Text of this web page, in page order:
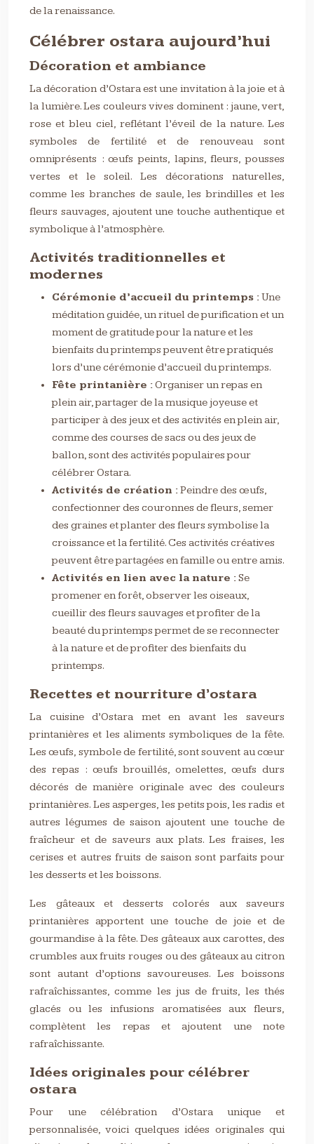
de la renaissance.
Célébrer ostara aujourd’hui
Décoration et ambiance
La décoration d’Ostara est une invitation à la joie et à
la lumière. Les couleurs vives dominent : jaune, vert,
rose et bleu ciel, reflétant l’éveil de la nature. Les
symboles de fertilité et de renouveau sont
omniprésents : œufs peints, lapins, fleurs, pousses
vertes et le soleil. Les décorations naturelles,
comme les branches de saule, les brindilles et les
fleurs sauvages, ajoutent une touche authentique et
symbolique à l’atmosphère.
Activités traditionnelles et
modernes
Cérémonie d’accueil du printemps :Une
méditation guidée, un rituel de purification et un
moment de gratitude pour la nature et les
bienfaits du printemps peuvent être pratiqués
lors d’une cérémonie d’accueil du printemps.
Fête printanière :Organiser un repas en
plein air, partager de la musique joyeuse et
participer à des jeux et des activités en plein air,
comme des courses de sacs ou des jeux de
ballon, sont des activités populaires pour
célébrer Ostara.
Activités de création :Peindre des œufs,
confectionner des couronnes de fleurs, semer
des graines et planter des fleurs symbolise la
croissance et la fertilité. Ces activités créatives
peuvent être partagées en famille ou entre amis.
Activités en lien avec la nature :Se
promener en forêt, observer les oiseaux,
cueillir des fleurs sauvages et profiter de la
beauté du printemps permet de se reconnecter
à la nature et de profiter des bienfaits du
printemps.
Recettes et nourriture d’ostara
La cuisine d’Ostara met en avant les saveurs
printanières et les aliments symboliques de la fête.
Les œufs, symbole de fertilité, sont souvent au cœur
des repas : œufs brouillés, omelettes, œufs durs
décorés de manière originale avec des couleurs
printanières. Les asperges, les petits pois, les radis et
autres légumes de saison ajoutent une touche de
fraîcheur et de saveurs aux plats. Les fraises, les
cerises et autres fruits de saison sont parfaits pour
les desserts et les boissons.
Les gâteaux et desserts colorés aux saveurs
printanières apportent une touche de joie et de
gourmandise à la fête. Des gâteaux aux carottes, des
crumbles aux fruits rouges ou des gâteaux au citron
sont autant d’options savoureuses. Les boissons
rafraîchissantes, comme les jus de fruits, les thés
glacés ou les infusions aromatisées aux fleurs,
complètent les repas et ajoutent une note
rafraîchissante.
Idées originales pour célébrer
ostara
Pour une célébration d’Ostara unique et
personnalisée, voici quelques idées originales qui